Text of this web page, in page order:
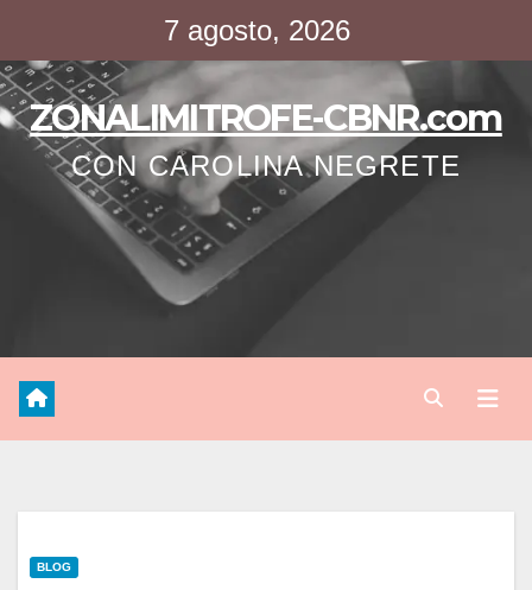
contenido
7 agosto, 2026
ZONALIMITROFE-CBNR.com
CON CAROLINA NEGRETE
BLOG